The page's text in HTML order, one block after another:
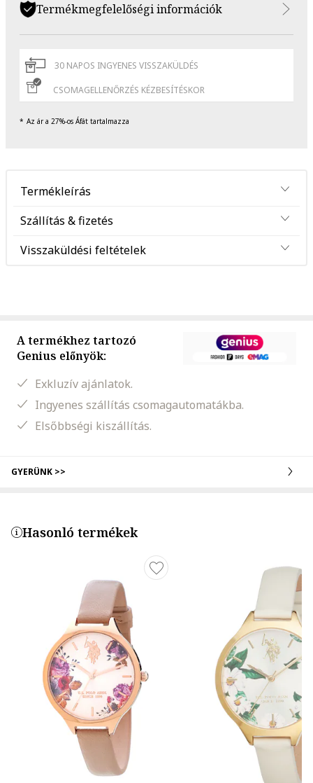
Termékmegfelelőségi információk
30 NAPOS INGYENES VISSZAKÜLDÉS
CSOMAGELLENŐRZÉS KÉZBESÍTÉSKOR
Az ár a 27%-os Áfát tartalmazza
Termékleírás
Szállítás & fizetés
Visszaküldési feltételek
A termékhez tartozó
Genius előnyök:
Exkluzív ajánlatok.
Ingyenes szállítás csomagautomatákba.
Elsőbbségi kiszállítás.
GYERÜNK >>
Hasonló termékek